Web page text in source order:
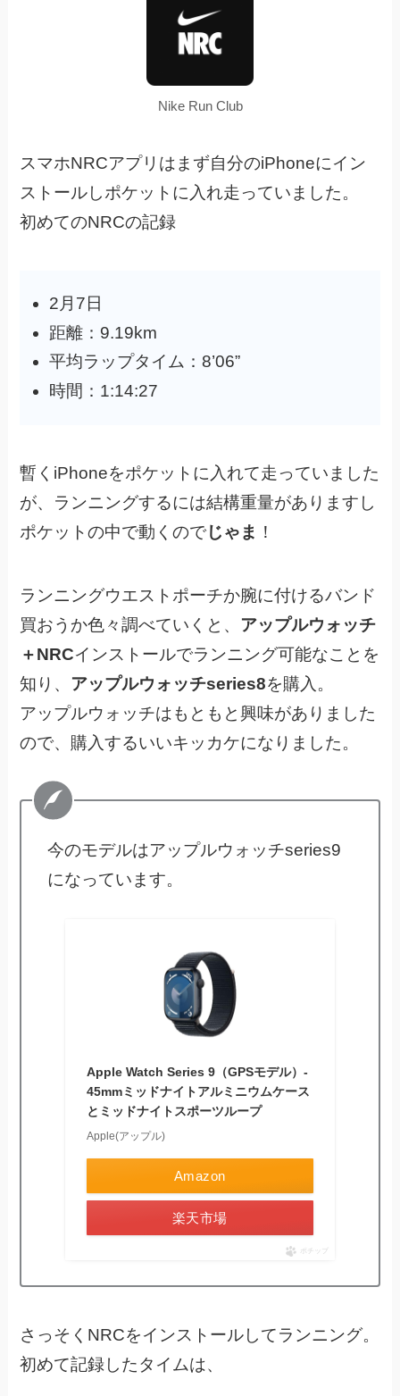
Nike Run Club
スマホNRCアプリはまず自分のiPhoneにイン
ストールしポケットに入れ走っていました。
初めてのNRCの記録
2月7日
距離：9.19km
平均ラップタイム：8’06”
時間：1:14:27
暫くiPhoneをポケットに入れて走っていました
が、ランニングするには結構重量がありますし
ポケットの中で動くのでじゃま ！
ランニングウエストポーチか腕に付けるバンド
買おうか色々調べていくと、 アップルウォッチ
＋NRCインストールでランニング可能なことを
知り、 アップルウォッチseries8を購入。
アップルウォッチはもともと興味がありました
ので、購入するいいキッカケになりました。
今のモデルはアップルウォッチseries9
になっています。
Apple Watch Series 9（GPSモデル）-
45mmミッドナイトアルミニウムケース
とミッドナイトスポーツループ
Apple(アップル)
Amazon
楽天市場
ポチップ
さっそくNRCをインストールしてランニング。
初めて記録したタイムは、